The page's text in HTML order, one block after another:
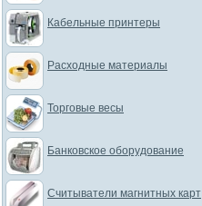
Кабельные принтеры
Расходные материалы
Торговые весы
Банковское оборудование
Считыватели магнитных карт